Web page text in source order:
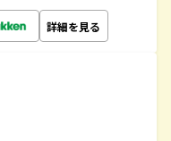
詳細を見る